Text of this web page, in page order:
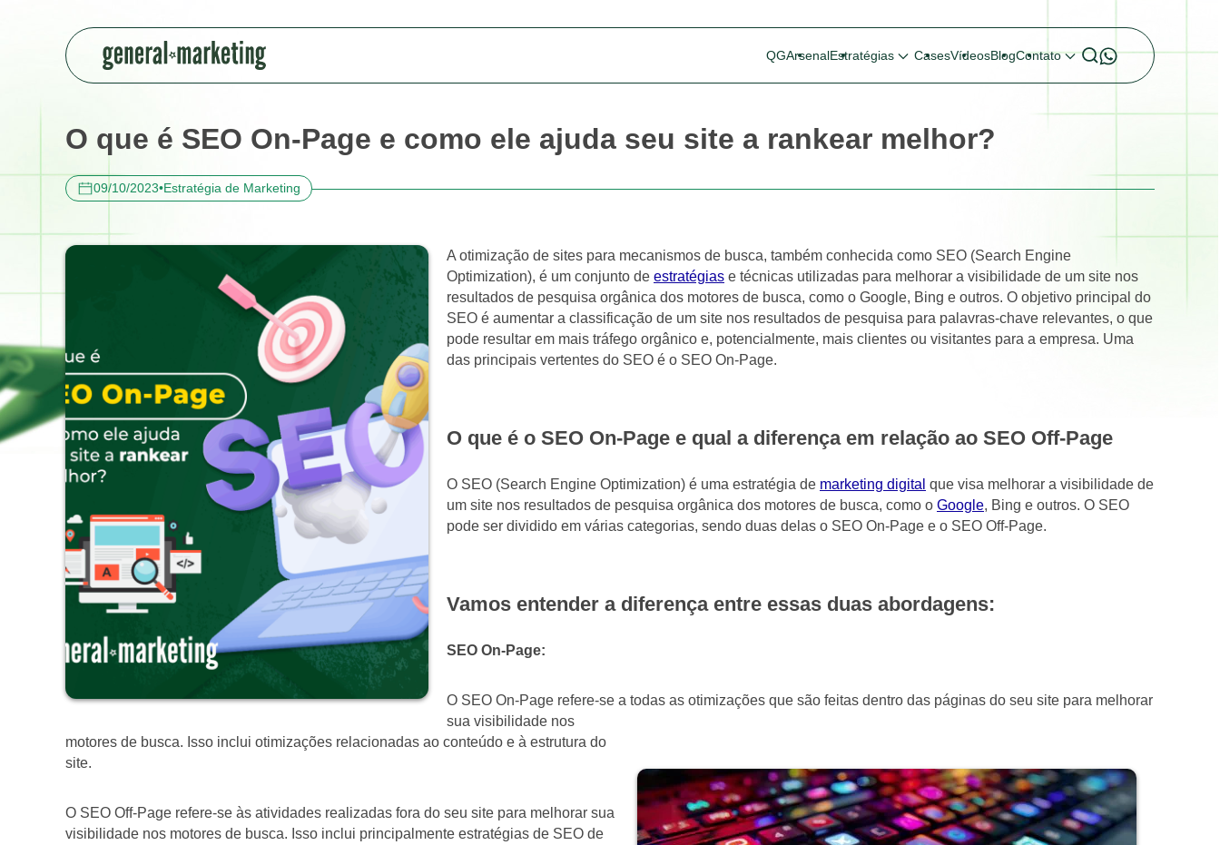
QGArsenalEstratégias CasesVídeosBlogContato
O que é SEO On-Page e como ele ajuda seu site a rankear melhor?
09/10/2023•Estratégia de Marketing
A otimização de sites para mecanismos de busca, também conhecida como SEO (Search Engine
Optimization), é um conjunto de estratégias e técnicas utilizadas para melhorar a visibilidade de um site nos
resultados de pesquisa orgânica dos motores de busca, como o Google, Bing e outros. O objetivo principal do
SEO é aumentar a classificação de um site nos resultados de pesquisa para palavras-chave relevantes, o que
pode resultar em mais tráfego orgânico e, potencialmente, mais clientes ou visitantes para a empresa. Uma
das principais vertentes do SEO é o SEO On-Page.
O que é o SEO On-Page e qual a diferença em relação ao SEO Off-Page
O SEO (Search Engine Optimization) é uma estratégia de marketing digital que visa melhorar a visibilidade de
um site nos resultados de pesquisa orgânica dos motores de busca, como o Google, Bing e outros. O SEO
pode ser dividido em várias categorias, sendo duas delas o SEO On-Page e o SEO Off-Page.
Vamos entender a diferença entre essas duas abordagens:
SEO On-Page:
O SEO On-Page refere-se a todas as otimizações que são feitas dentro das páginas do seu site para melhorar
sua visibilidade nos
motores de busca. Isso inclui otimizações relacionadas ao conteúdo e à estrutura do
site.
O SEO Off-Page refere-se às atividades realizadas fora do seu site para melhorar sua
visibilidade nos motores de busca. Isso inclui principalmente estratégias de SEO de